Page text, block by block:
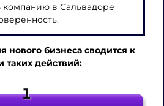
компанию в Сальвадоре
нового бизнеса сводится к
таких действий: